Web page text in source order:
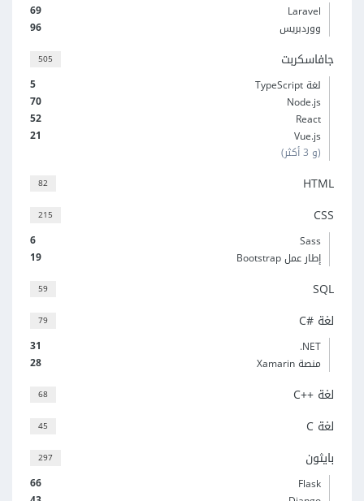
69
Laravel
96
ووردبريس
505 جافاسكربت
5
لغة TypeScript
70
Node.js
52
React
21
Vue.js
(و 3 أكثر)
82 HTML
215 CSS
6
Sass
19
إطار عمل Bootstrap
59 SQL
79 لغة C#‎
31
‎.NET
28
منصة Xamarin
68 لغة C++‎
45 لغة C
297 بايثون
66
Flask